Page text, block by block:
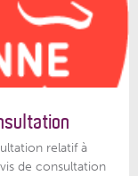
relatif à
de consultation